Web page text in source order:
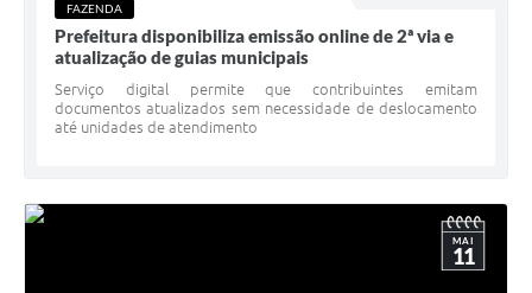
FAZENDA
Prefeitura disponibiliza emissão online de 2ª via e
atualização de guias municipais
Serviço digital permite que contribuintes emitam
documentos atualizados sem necessidade de deslocamento
até unidades de atendimento
MAI
11